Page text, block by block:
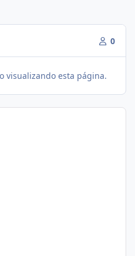
0
visualizando esta página.